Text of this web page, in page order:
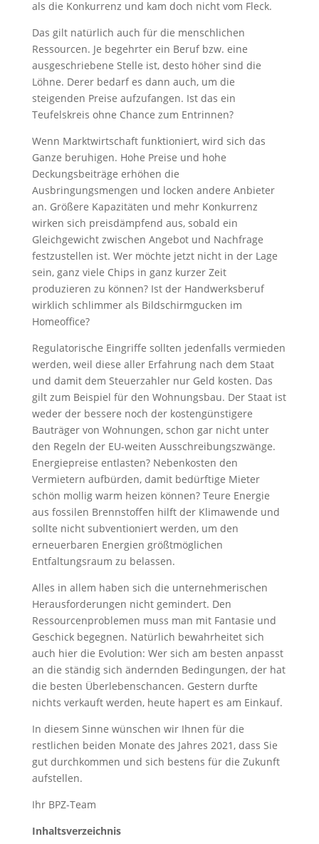
als die Konkurrenz und kam doch nicht vom Fleck.
Das gilt natürlich auch für die menschlichen
Ressourcen. Je begehrter ein Beruf bzw. eine
ausgeschriebene Stelle ist, desto höher sind die
Löhne. Derer bedarf es dann auch, um die
steigenden Preise aufzufangen. Ist das ein
Teufelskreis ohne Chance zum Entrinnen?
Wenn Marktwirtschaft funktioniert, wird sich das
Ganze beruhigen. Hohe Preise und hohe
Deckungsbeiträge erhöhen die
Ausbringungsmengen und locken andere Anbieter
an. Größere Kapazitäten und mehr Konkurrenz
wirken sich preisdämpfend aus, sobald ein
Gleichgewicht zwischen Angebot und Nachfrage
festzustellen ist. Wer möchte jetzt nicht in der Lage
sein, ganz viele Chips in ganz kurzer Zeit
produzieren zu können? Ist der Handwerksberuf
wirklich schlimmer als Bildschirmgucken im
Homeoffice?
Regulatorische Eingriffe sollten jedenfalls vermieden
werden, weil diese aller Erfahrung nach dem Staat
und damit dem Steuerzahler nur Geld kosten. Das
gilt zum Beispiel für den Wohnungsbau. Der Staat ist
weder der bessere noch der kostengünstigere
Bauträger von Wohnungen, schon gar nicht unter
den Regeln der EU-weiten Ausschreibungszwänge.
Energiepreise entlasten? Nebenkosten den
Vermietern aufbürden, damit bedürftige Mieter
schön mollig warm heizen können? Teure Energie
aus fossilen Brennstoffen hilft der Klimawende und
sollte nicht subventioniert werden, um den
erneuerbaren Energien größtmöglichen
Entfaltungsraum zu belassen.
Alles in allem haben sich die unternehmerischen
Herausforderungen nicht gemindert. Den
Ressourcenproblemen muss man mit Fantasie und
Geschick begegnen. Natürlich bewahrheitet sich
auch hier die Evolution: Wer sich am besten anpasst
an die ständig sich ändernden Bedingungen, der hat
die besten Überlebenschancen. Gestern durfte
nichts verkauft werden, heute hapert es am Einkauf.
In diesem Sinne wünschen wir Ihnen für die
restlichen beiden Monate des Jahres 2021, dass Sie
gut durchkommen und sich bestens für die Zukunft
aufstellen.
Ihr BPZ-Team
Inhaltsverzeichnis